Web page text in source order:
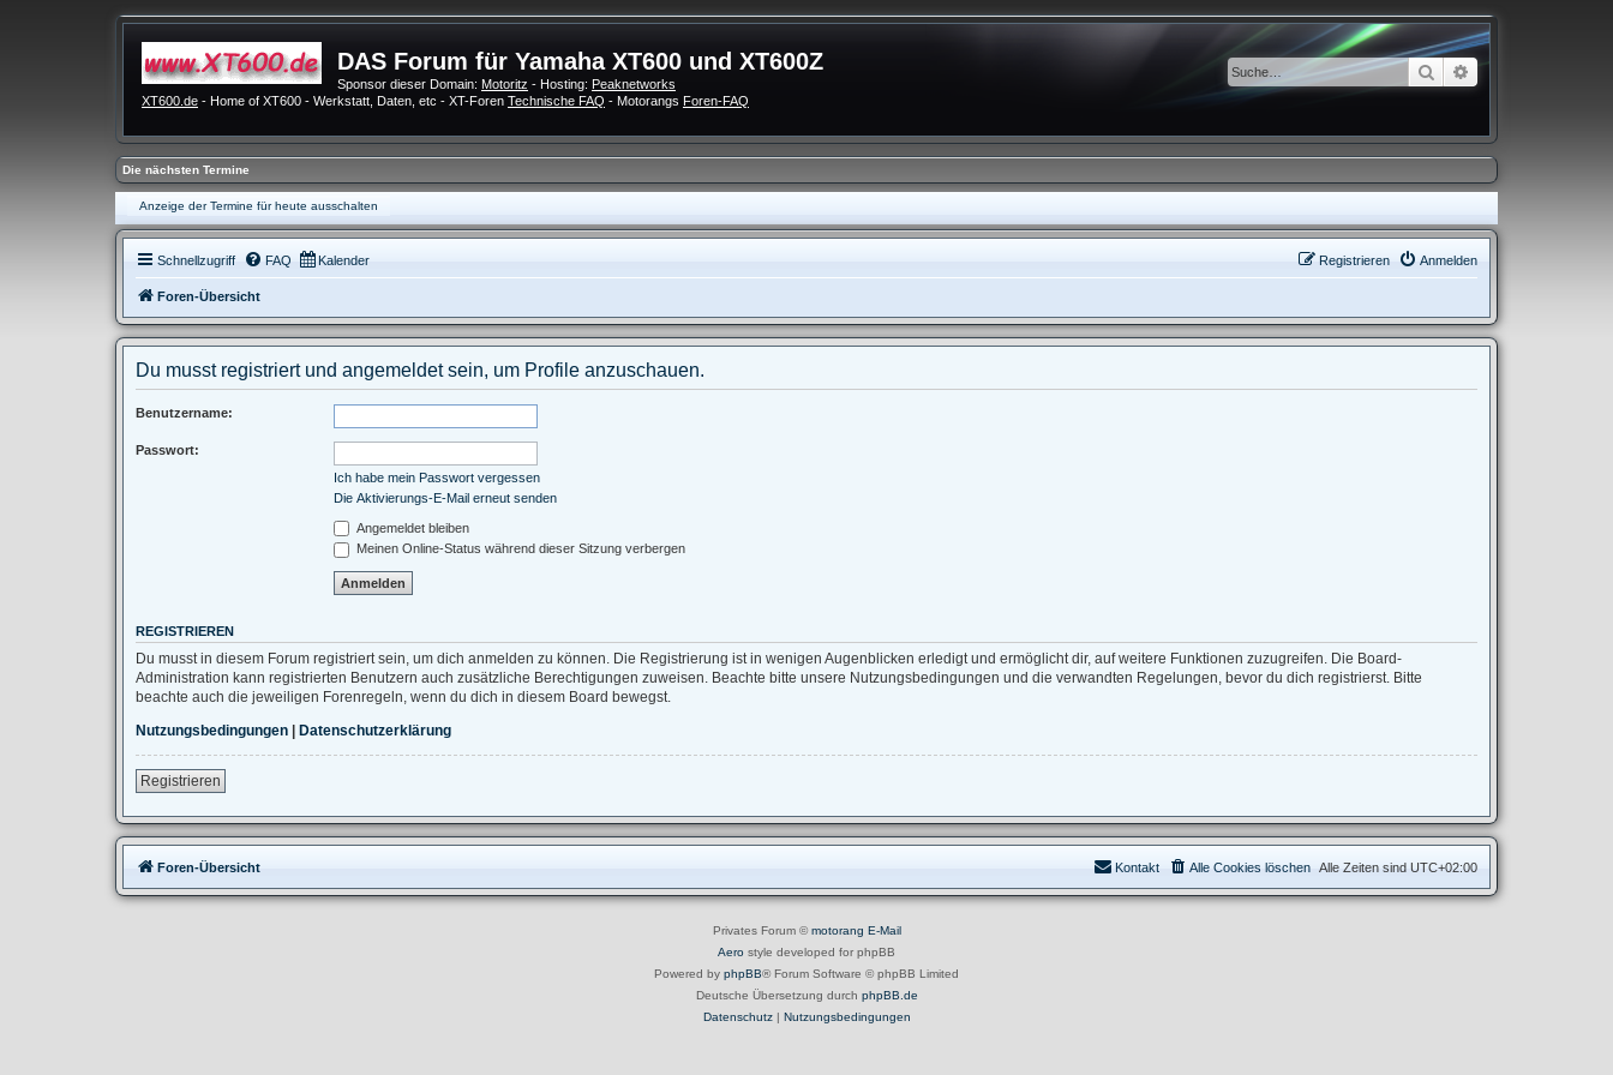
DAS Forum für Yamaha XT600 und XT600Z
Sponsor dieser Domain: Motoritz - Hosting: Peaknetworks
XT600.de - Home of XT600 - Werkstatt, Daten, etc - XT-Foren Technische FAQ - Motorangs Foren-FAQ
Suche Erweiterte Suche
Die nächsten Termine
Anzeige der Termine für heute ausschalten
Schnellzugriff FAQ Kalender Anmelden
Registrieren
Foren-Übersicht
Du musst registriert und angemeldet sein, um Profile anzuschauen.
Benutzername:
Passwort:
Ich habe mein Passwort vergessen
Die Aktivierungs-E-Mail erneut senden
Angemeldet bleiben
Meinen Online-Status während dieser Sitzung verbergen
REGISTRIEREN
Du musst in diesem Forum registriert sein, um dich anmelden zu können. Die Registrierung ist in wenigen Augenblicken erledigt und ermöglicht dir, auf weitere Funktionen zuzugreifen. Die Board-
Administration kann registrierten Benutzern auch zusätzliche Berechtigungen zuweisen. Beachte bitte unsere Nutzungsbedingungen und die verwandten Regelungen, bevor du dich registrierst. Bitte
beachte auch die jeweiligen Forenregeln, wenn du dich in diesem Board bewegst.
Nutzungsbedingungen
Datenschutzerklärung
Registrieren
Foren-Übersicht Alle Zeiten sind UTC+02:00
Alle Cookies löschen
Kontakt
Privates Forum ©motorang E-Mail
Aero style developed for phpBB
Powered by phpBB® Forum Software © phpBB Limited
Deutsche Übersetzung durch phpBB.de
Datenschutz| Nutzungsbedingungen